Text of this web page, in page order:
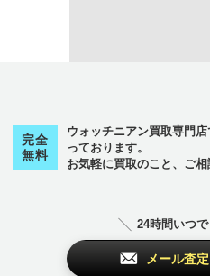
完全
無料
ウォッチニアン買取専門
っております。
お気軽に買取のこと、ご相
24時間いつで
メール査定